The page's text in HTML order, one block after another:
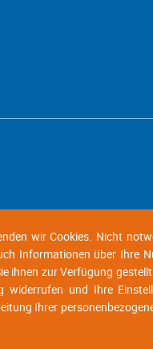
wir Cookies. Nicht
Informationen über Ihre
ihnen zur Verfügung
widerrufen und Ihre
Ihrer